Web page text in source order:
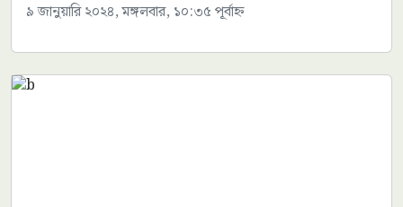
৯ জানুয়ারি ২০২৪, মঙ্গলবার, ১০:৩৫ পূর্বাহ্ন